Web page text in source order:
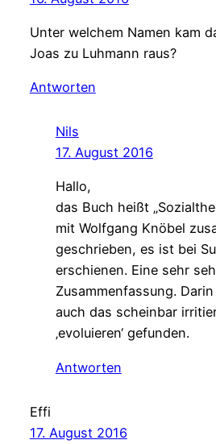
Unter welchem Namen kam
Joas zu Luhmann raus?
Antworten
Nils
17. August 2016
Hallo,
das Buch heißt
mit Wolfgang Knöbel
geschrieben, es ist bei
erschienen. Eine sehr
Zusammenfassung.
auch das scheinbar
‚evoluieren‘ gefunden.
Antworten
Effi
17. August 2016